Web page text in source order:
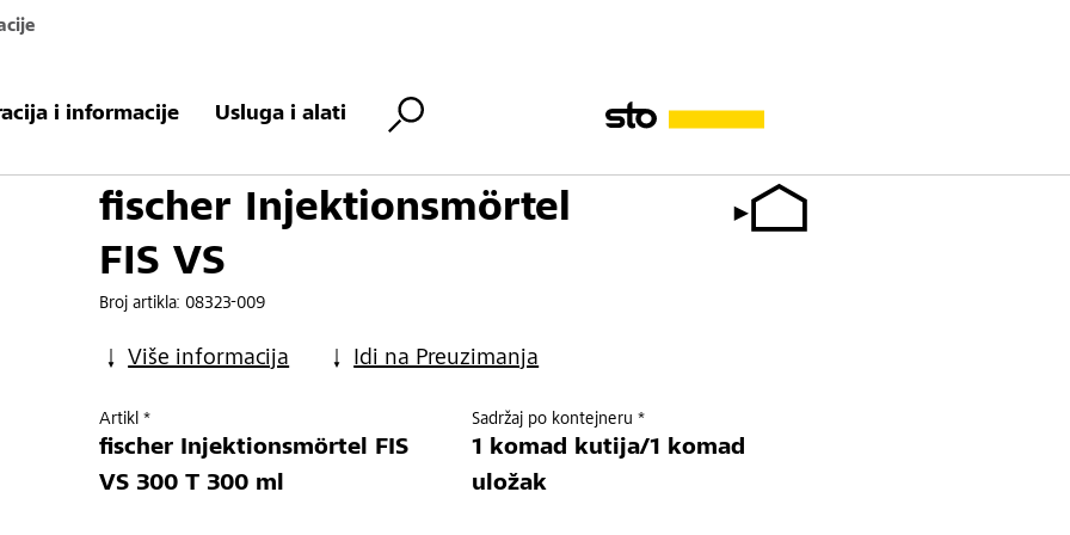
i informacije Usluga i alati
FIS VS
fischer Injektionsmörtel
FIS VS
Broj artikla: 08323-009
Više informacija Idi na Preuzimanja
Artikl *
fischer Injektionsmörtel FIS
VS 300 T 300 ml
Sadržaj po kontejneru *
1 komad kutija/1 komad
uložak